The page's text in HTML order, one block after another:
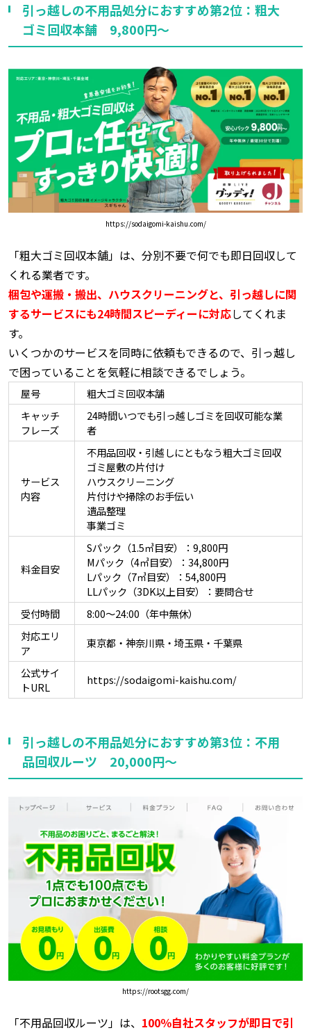
引っ越しの不用品処分におすすめ第2位：粗大
ゴミ回収本舗 9,800円～
https://sodaigomi-kaishu.com/
「粗大ゴミ回収本舗」は、分別不要で何でも即日回収して
くれる業者です。
梱包や運搬・搬出、ハウスクリーニングと、引っ越しに関
するサービスにも24時間スピーディーに対応してくれま
す。
いくつかのサービスを同時に依頼もできるので、引っ越し
で困っていることを気軽に相談できるでしょう。
屋号
粗大ゴミ回収本舗
キャッチ
フレーズ
24時間いつでも引っ越しゴミを回収可能な業
者
サービス
内容
不用品回収・引越しにともなう粗大ゴミ回収
ゴミ屋敷の片付け
ハウスクリーニング
片付けや掃除のお手伝い
遺品整理
事業ゴミ
料金目安
Sパック（1.5㎥目安）：9,800円
Mパック（4㎥目安）：34,800円
Lパック（7㎥目安）：54,800円
LLパック（3DK以上目安）：要問合せ
受付時間
8:00～24:00（年中無休）
対応エリ
ア
東京都・神奈川県・埼玉県・千葉県
公式サイ
トURL
https://sodaigomi-kaishu.com/
引っ越しの不用品処分におすすめ第3位：不用
品回収ルーツ 20,000円～
https://rootsgg.com/
「不用品回収ルーツ」は、 100％自社スタッフが即日で引